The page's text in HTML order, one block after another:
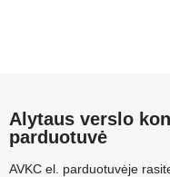
Alytaus verslo
parduotuvė
AVKC el. parduotuvėje